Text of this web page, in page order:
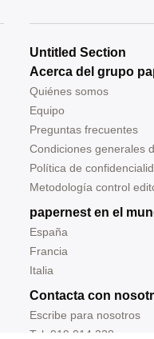
Untitled Section
Acerca del grupo
Quiénes somos
Equipo
Preguntas frecuentes
Condiciones generales
Política de
Metodología control
papernest en el
España
Francia
Italia
Contacta con
Escribe para nosotros
Tel: 919 014 228